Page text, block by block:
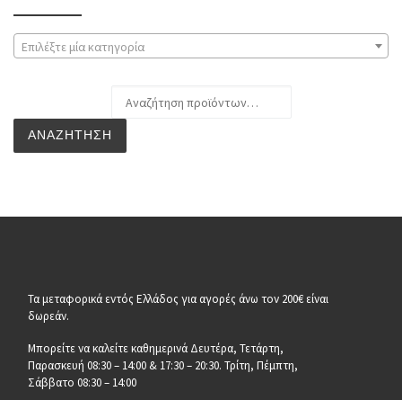
Επιλέξτε μία κατηγορία
ΑΝΑΖΉΤΗΣΗ
Τα μεταφορικά εντός Ελλάδος για αγορές άνω τον 200€ είναι
δωρεάν.
Μπορείτε να καλείτε καθημερινά Δευτέρα, Τετάρτη,
Παρασκευή 08:30 – 14:00 & 17:30 – 20:30. Τρίτη, Πέμπτη,
Σάββατο 08:30 – 14:00